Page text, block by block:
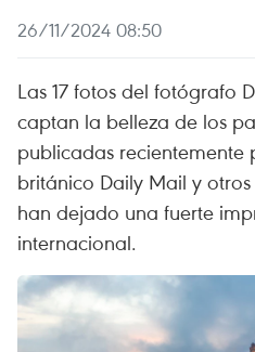
26/11/2024 08:50
Las 17 fotos del fotógrafo
captan la belleza de los
publicadas recientemente
británico Daily Mail y
han dejado una fuerte
internacional.